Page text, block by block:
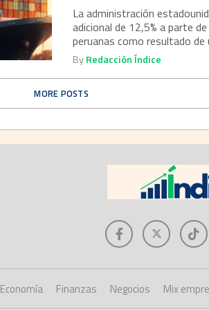
La administración
adicional de 12,5% a parte
peruanas como resultado
ByRedacción Índice
MORE POSTS
Economía Finanzas Negocios Mix